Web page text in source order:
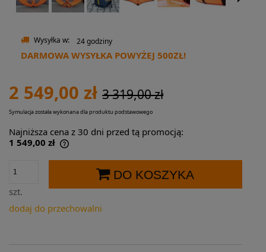
Wysyłka w: 24 godziny
DARMOWA WYSYŁKA POWYŻEJ 500ZŁ!
2 549,00 zł 3 319,00 zł
Symulacja została wykonana dla produktu podstawowego
Najniższa cena z 30 dni przed tą promocją:
1 549,00 zł
momentu, kiedy produkt pojawił się w
sprzedaży.
szt.
DO KOSZYKA
dodaj do przechowalni